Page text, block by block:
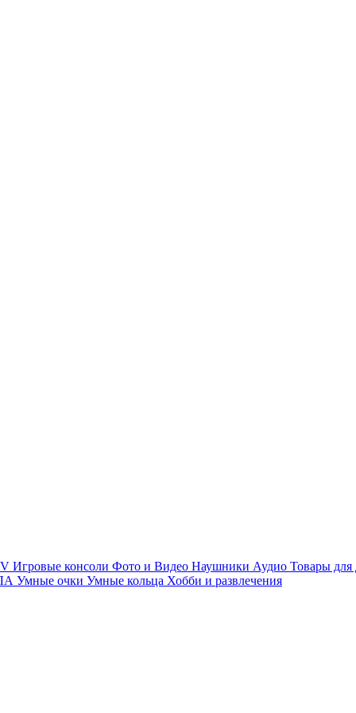
Игровые консоли Фото и Видео Наушники Аудио Товары для
Умные очки Умные кольца Хобби и развлечения